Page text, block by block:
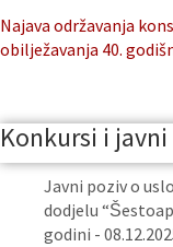
Najava održavanja
obilježavanja 40.
Konkursi i
Javni poziv o
dodjelu
godini -